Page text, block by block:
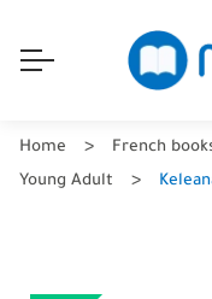
Home French
Young Adult